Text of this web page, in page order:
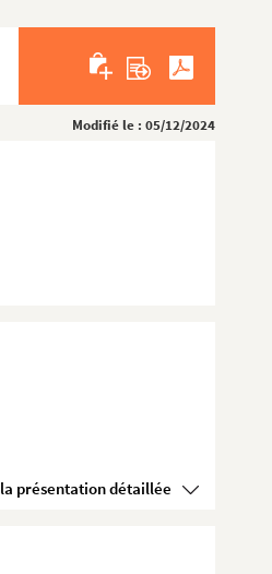
Modifié le : 05/12/2024
Voir la présentation détaillée